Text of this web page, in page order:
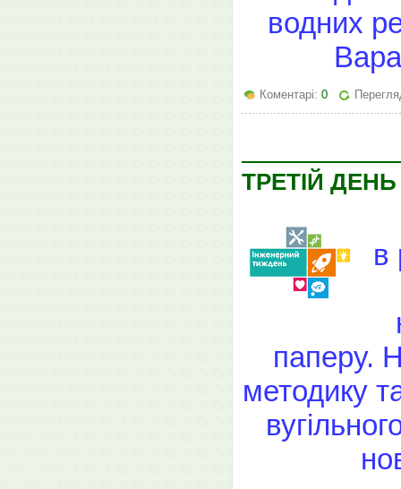
водних
Коментарі: 0
ТРЕТІЙ
в
паперу.
методику